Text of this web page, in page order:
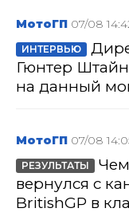
МотоГП 07/08
ИНТЕРВЬЮ
Гюнтер
на данный
МотоГП 07/08
РЕЗУЛЬТАТЫ
вернулся с
BritishGP в